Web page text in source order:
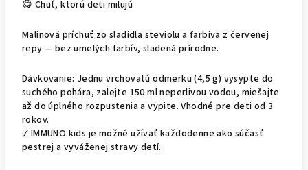
😋 Chuť, ktorú deti milujú
Malinová príchuť zo sladidla steviolu a farbiva z červenej
repy — bez umelých farbív, sladená prírodne.
Dávkovanie: Jednu vrchovatú odmerku (4,5 g) vysypte do
suchého pohára, zalejte 150 ml neperlivou vodou, miešajte
až do úplného rozpustenia a vypite. Vhodné pre deti od 3
rokov.
✓ IMMUNO kids je možné užívať každodenne ako súčasť
pestrej a vyváženej stravy detí.